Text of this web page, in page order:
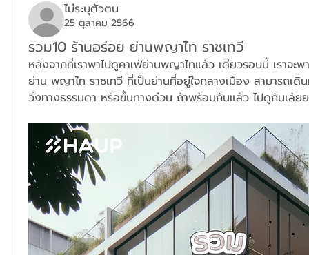
ไม่ระบุตัวตน
25 ตุลาคม 2566
รวม10 ร้านอร่อย ย่านพญาไท ราชเทวี
หลังจากที่เราพาไปดูคาเฟ่ย่านพญาไทแล้ว เดียวรอบนี้ เราจะ
ย่าน พญาไท ราชเทวี ที่เป็นย่านที่อยู่ใจกลางเมือง สามารถเดิ
วิ่งทางธรรมดา หรือขึ้นทางด่วน ถ้าพร้อมกันแล้ว ไปดูกันเล้ย